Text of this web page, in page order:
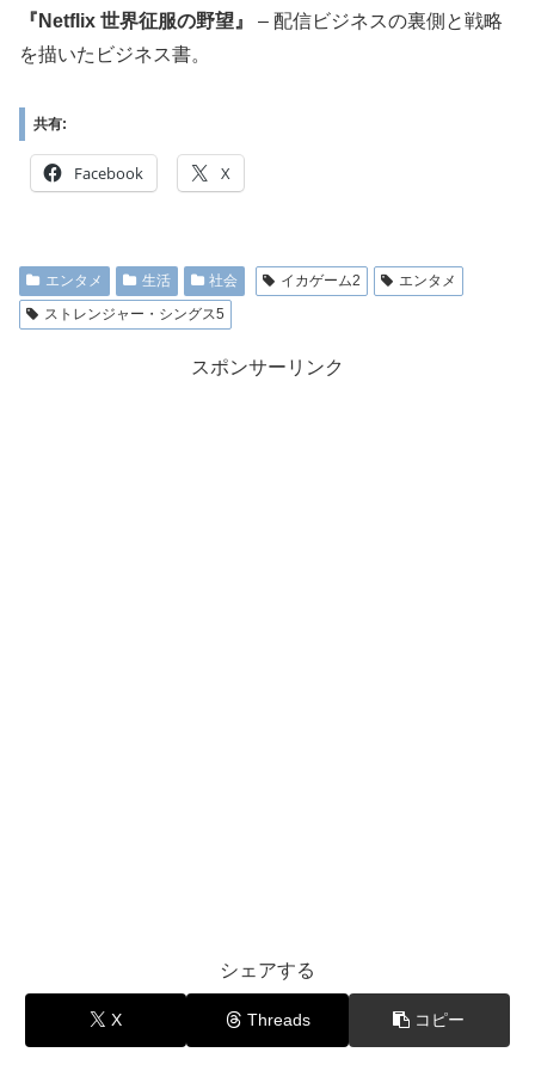
『Netflix 世界征服の野望』
– 配信ビジネスの裏側と戦略
を描いたビジネス書。
共有:
Facebook X
エンタメ 生活 社会 イカゲーム2
エンタメ
ストレンジャー・シングス5
スポンサーリンク
シェアする
X Threads コピー